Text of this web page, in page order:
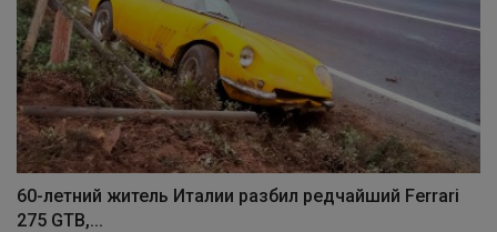
60-летний житель Италии разбил редчайший Ferrari
275 GTB,...